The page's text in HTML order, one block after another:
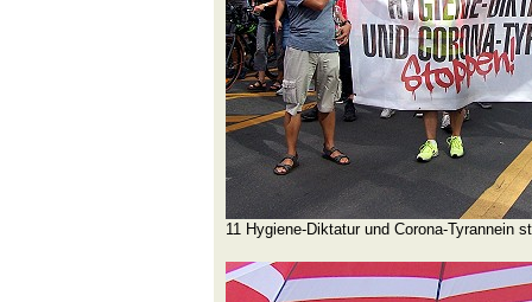
11 Hygiene-Diktatur und Corona-Tyrannein